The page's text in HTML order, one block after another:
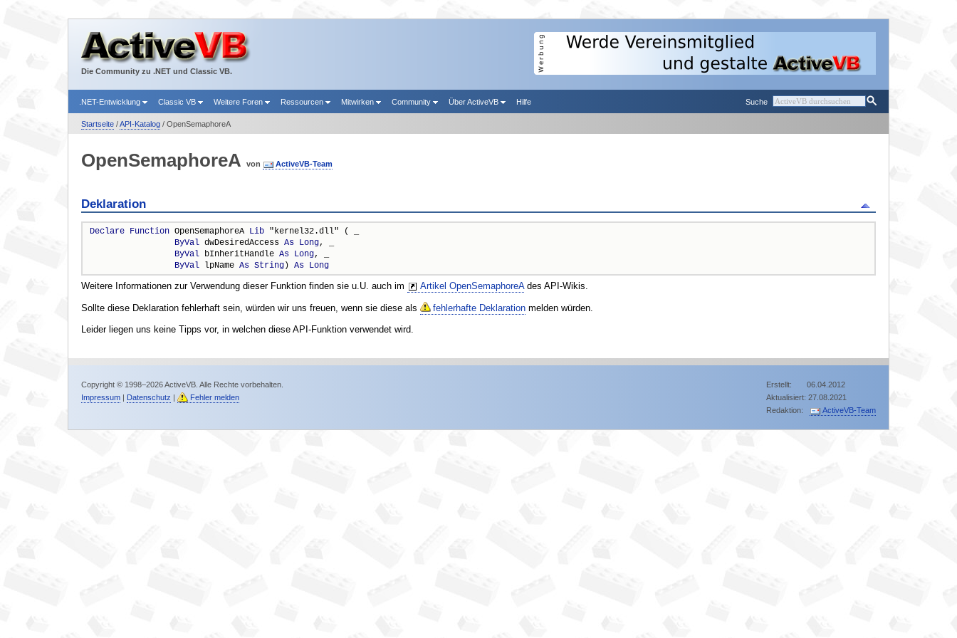
Die Community zu .NET und Classic VB.
Suche
.NET-Entwicklung Classic VB Weitere Foren Ressourcen Mitwirken Community Über ActiveVB Hilfe
Startseite/API-Katalog/ OpenSemaphoreA
OpenSemaphoreA von ActiveVB-Team
Deklaration
Declare Function OpenSemaphoreA Lib "kernel32.dll" ( _
ByVal dwDesiredAccess As Long, _
ByVal bInheritHandle As Long, _
ByVal lpName As String) As Long
Weitere Informationen zur Verwendung dieser Funktion finden sie u.U. auch im Artikel OpenSemaphoreAdes API-Wikis.
Sollte diese Deklaration fehlerhaft sein, würden wir uns freuen, wenn sie diese als fehlerhafte Deklarationmelden würden.
Leider liegen uns keine Tipps vor, in welchen diese API-Funktion verwendet wird.
Erstellt: 06.04.2012
Aktualisiert: 27.08.2021
Redaktion:
ActiveVB-Team
Copyright © 1998–2026 ActiveVB. Alle Rechte vorbehalten.
Impressum| Datenschutz Fehler melden